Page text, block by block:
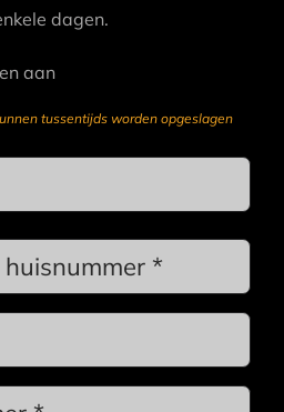
dagen.
aan
tussentijds worden opgeslagen